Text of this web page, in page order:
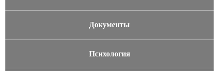
Документы
Психология